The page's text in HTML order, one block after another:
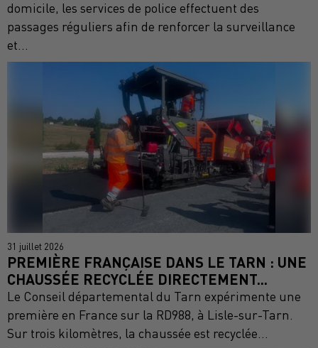
domicile, les services de police effectuent des
passages réguliers afin de renforcer la surveillance
et...
31 juillet 2026
PREMIÈRE FRANÇAISE DANS LE TARN : UNE
CHAUSSÉE RECYCLÉE DIRECTEMENT...
Le Conseil départemental du Tarn expérimente une
première en France sur la RD988, à Lisle-sur-Tarn.
Sur trois kilomètres, la chaussée est recyclée...